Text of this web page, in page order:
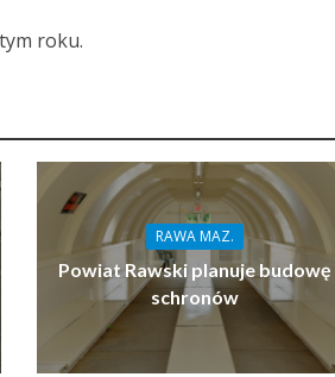
roku.
RAWA MAZ.
Powiat Rawski planuje budowę
schronów